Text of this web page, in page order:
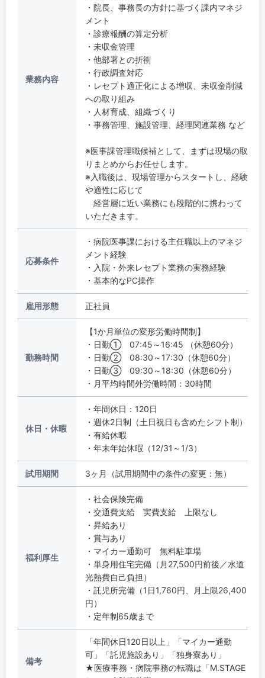
業務内容
・院長、事務長の方針に基づく課内マネジ
メント
・診療報酬の算定分析
・未収金管理
・他部署との折衝
・行政調査対応
・レセプト適正化による増収、未収金削減
への取り組み
・人材育成、組織づくり
・事務管理、施設管理、経理関連業務 など
※医事課管理職候補として、まずは現場の取
りまとめからお任せします。
※入職後は、現場管理からスタートし、経験
や適性に応じて
経営層に近い業務にも段階的に携わって
いただきます。
応募条件
・病院医事課における主任職以上のマネジ
メント経験
・入院・外来レセプト業務の実務経験
・基本的なPC操作
雇用形態 正社員
勤務時間
【1か月単位の変形労働時間制】
・日勤① 07:45～16:45 （休憩60分）
・日勤② 08:30～17:30（休憩60分）
・日勤③ 09:30～18:30（休憩60分）
・月平均時間外労働時間：30時間
休日・休暇
・年間休日：120日
・週休2日制（土日祝日も含めたシフト制）
・有給休暇
・年末年始休暇（12/31～1/3）
試用期間 3ヶ月（試用期間中の条件の変更：無）
福利厚生
・社会保険完備
・交通費支給 実費支給 上限なし
・昇給あり
・賞与あり
・マイカー通勤可 無料駐車場
・単身用住宅完備（月27,500円前後／水道
光熱費自己負担）
・託児所完備（1日1,760円、月上限26,400
円）
・定年制65歳まで
備考
「年間休日120日以上」「マイカー通勤
可」「託児施設あり」「独身寮あり」
★医療事務・病院事務の転職は「M.STAGE